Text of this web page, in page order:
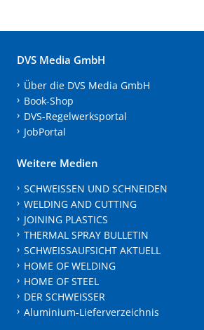
DVS Media GmbH
Über die DVS Media GmbH
Book-Shop
DVS-Regelwerksportal
JobPortal
Weitere Medien
SCHWEISSEN UND SCHNEIDEN
WELDING AND CUTTING
JOINING PLASTICS
THERMAL SPRAY BULLETIN
SCHWEISSAUFSICHT AKTUELL
HOME OF WELDING
HOME OF STEEL
DER SCHWEISSER
Aluminium-Lieferverzeichnis